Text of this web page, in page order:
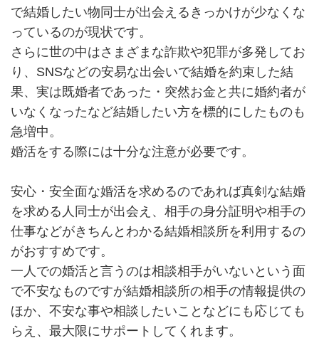
で結婚したい物同士が出会えるきっかけが少なくな
っているのが現状です。
さらに世の中はさまざまな詐欺や犯罪が多発してお
り、SNSなどの安易な出会いで結婚を約束した結
果、実は既婚者であった・突然お金と共に婚約者が
いなくなったなど結婚したい方を標的にしたものも
急増中。
婚活をする際には十分な注意が必要です。
安心・安全面な婚活を求めるのであれば真剣な結婚
を求める人同士が出会え、相手の身分証明や相手の
仕事などがきちんとわかる結婚相談所を利用するの
がおすすめです。
一人での婚活と言うのは相談相手がいないという面
で不安なものですが結婚相談所の相手の情報提供の
ほか、不安な事や相談したいことなどにも応じても
らえ、最大限にサポートしてくれます。